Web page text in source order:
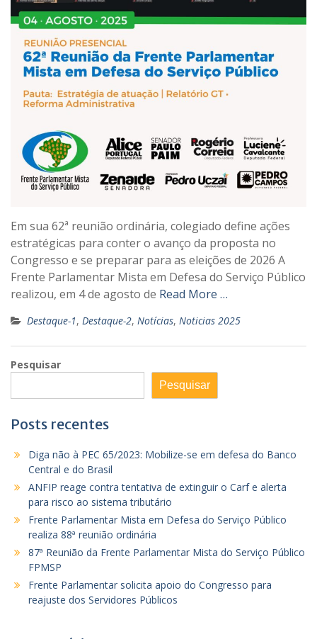
Em sua 62ª reunião ordinária, colegiado define ações
estratégicas para conter o avanço da proposta no
Congresso e se preparar para as eleições de 2026 A
Frente Parlamentar Mista em Defesa do Serviço Público
realizou, em 4 de agosto de Read More …
Destaque-1, Destaque-2, Notícias, Noticias 2025
Pesquisar
Pesquisar
Posts recentes
Diga não à PEC 65/2023: Mobilize-se em defesa do Banco
Central e do Brasil
ANFIP reage contra tentativa de extinguir o Carf e alerta
para risco ao sistema tributário
Frente Parlamentar Mista em Defesa do Serviço Público
realiza 88ª reunião ordinária
87ª Reunião da Frente Parlamentar Mista do Serviço Público
FPMSP
Frente Parlamentar solicita apoio do Congresso para
reajuste dos Servidores Públicos